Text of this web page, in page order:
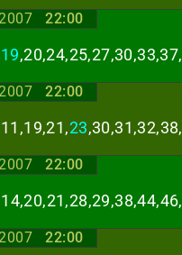
22:00
19,20,24,25,27,30,33,37,
22:00
23,30,31,32,38,
22:00
22:00